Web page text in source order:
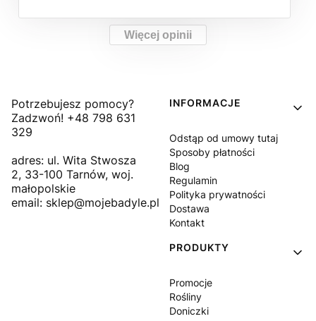
Więcej opinii
Potrzebujesz pomocy?
Zadzwoń! +48 798 631
329
adres: ul. Wita Stwosza
2, 33-100 Tarnów, woj.
małopolskie
email: sklep@mojebadyle.pl
Linki w stopce
INFORMACJE
Odstąp od umowy tutaj
Sposoby płatności
Blog
Regulamin
Polityka prywatności
Dostawa
Kontakt
PRODUKTY
Promocje
Rośliny
Doniczki